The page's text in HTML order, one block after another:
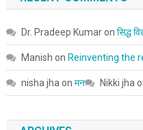
Dr. Pradeep Kumaron सिद्ध
Manish on Reinventing the
nisha jha on मन Nikki jha